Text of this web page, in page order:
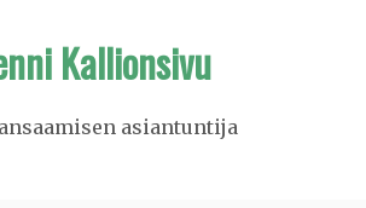
Kallionsivu
asiantuntija